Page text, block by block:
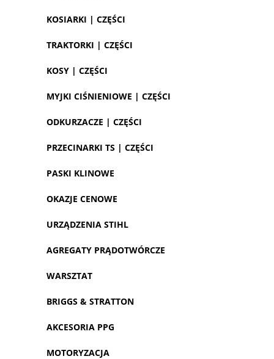
KOSIARKI | CZĘŚCI
TRAKTORKI | CZĘŚCI
KOSY | CZĘŚCI
MYJKI CIŚNIENIOWE | CZĘŚCI
ODKURZACZE | CZĘŚCI
PRZECINARKI TS | CZĘŚCI
PASKI KLINOWE
OKAZJE CENOWE
URZĄDZENIA STIHL
AGREGATY PRĄDOTWÓRCZE
WARSZTAT
BRIGGS & STRATTON
AKCESORIA PPG
MOTORYZACJA